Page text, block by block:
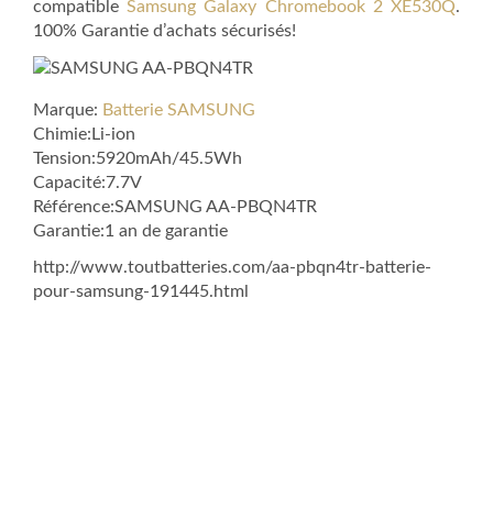
compatibleSamsung Galaxy Chromebook 2 XE530Q.
100% Garantie d’achats sécurisés!
Marque: Batterie SAMSUNG
Chimie:Li-ion
Tension:5920mAh/45.5Wh
Capacité:7.7V
Référence:SAMSUNG AA-PBQN4TR
Garantie:1 an de garantie
http://www.toutbatteries.com/aa-pbqn4tr-batterie-
pour-samsung-191445.html